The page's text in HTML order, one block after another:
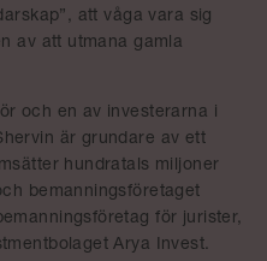
att våga vara sig
av att utmana gamla
och en av investerarna i
är grundare av ett
hundratals miljoner
bemanningsföretaget
för jurister,
Arya Invest.